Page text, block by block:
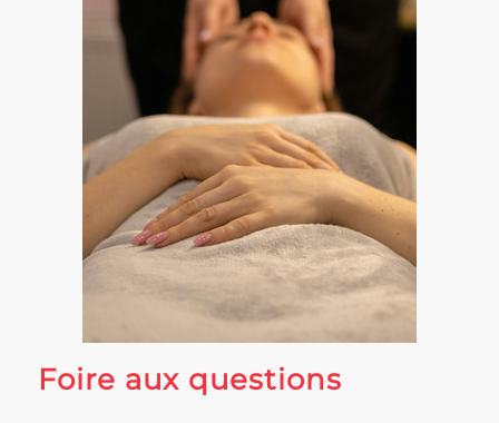
Foire aux questions